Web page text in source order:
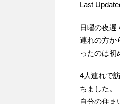
Last
日曜の夜遅
連れの方か
ったのは初
4人連れで
ちました。
自分の住ま